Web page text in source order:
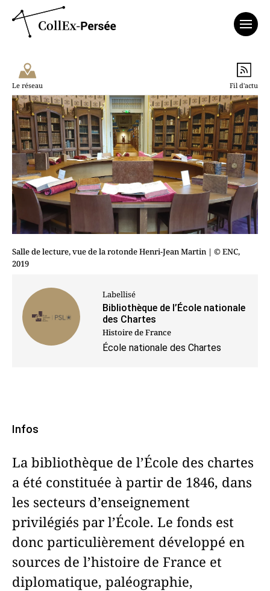
Le réseau Fil d'actu
Salle de lecture, vue de la rotonde Henri-Jean Martin | © ENC,
2019
Labellisé
Bibliothèque de l’École nationale
des Chartes
Histoire de France
École nationale des Chartes
Infos
La bibliothèque de l’École des chartes
a été constituée à partir de 1846, dans
les secteurs d’enseignement
privilégiés par l’École. Le fonds est
donc particulièrement développé en
sources de l’histoire de France et
diplomatique, paléographie,